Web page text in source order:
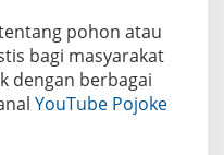
pohon atau
bagi masyarakat
dengan berbagai
YouTube Pojoke